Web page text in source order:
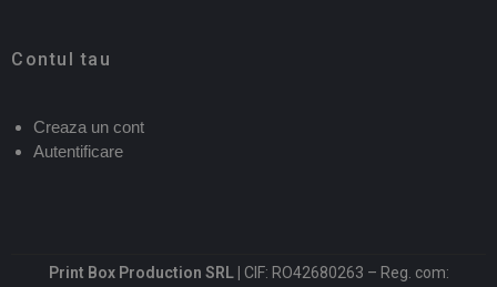
Contul tau
Creaza un cont
Autentificare
Print Box Production SRL | CIF: RO42680263 – Reg. com: